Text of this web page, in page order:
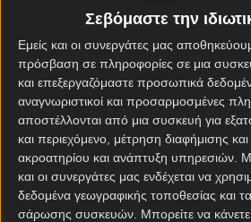
Σεβόμαστε την
Εμείς και οι συνεργάτες μας
πρόσβαση σε πληροφορίες σε μια
και επεξεργαζόμαστε προσωπικά
αναγνωριστικοί και προσαρμοσμένες
αποστέλλονται από μια συσκευή για
και περιεχόμενο, μέτρηση διαφήμισης
ακροατηρίου και ανάπτυξη υπηρεσιών.
και οι συνεργάτες μας ενδέχεται να
δεδομένα γεωγραφικής τοποθεσίας και
σάρωσης συσκευών. Μπορείτε να κάνετε
Από τις 21:00 έως τις 23:59, ο
ανοίγει και το Δώρο* σου σε
άλλη πνοή στη βραδιά σου, εκεί
ανήκει!
Προσφορά με 5 Δώρα*, εντελώς
Stoiximan!
Τα δώρα* δίνουν το ιδανικό
παίκτη, είτε θέλει να δοκιμάσει
απολαύσει το Live Casino, η